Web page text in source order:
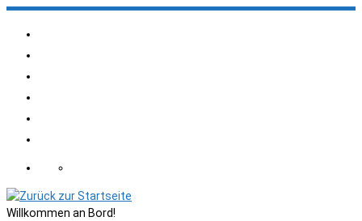
Zum
Inhalt
Willkommen an Bord!